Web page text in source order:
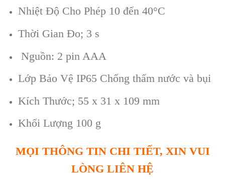
Nhiệt Độ Cho Phép 10 đến 40°C
Thời Gian Đo; 3 s
Nguồn: 2 pin AAA
Lớp Bảo Vệ IP65 Chống thấm nước và bụi
Kích Thước; 55 x 31 x 109 mm
Khối Lượng 100 g
MỌI THÔNG TIN CHI TIẾT, XIN VUI
LÒNG LIÊN HỆ